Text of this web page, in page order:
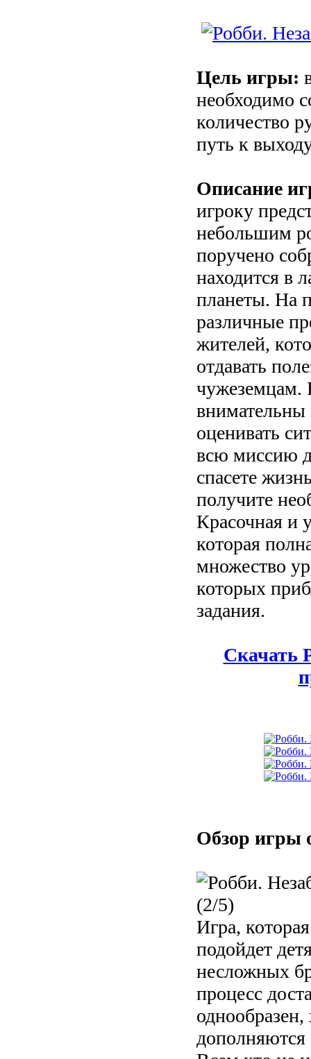
Цель игры:
необходимо
количество
путь к
Описание
игроку
небольшим
поручено
находится в
планеты. На
различные
жителей,
отдавать
чужеземцам.
внимательны
оценивать
всю миссию
спасете
получите
Красочная и
которая
множество
которых
задания.
Скачать
Обзор игры
(2/5)
Игра,
подойдет
несложных
процесс
однообразен,